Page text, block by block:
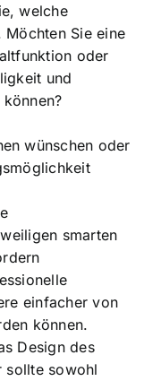
welche
Möchten Sie eine
oder
und
wünschen oder
smarten
einfacher von
können.
Design des
sollte sowohl